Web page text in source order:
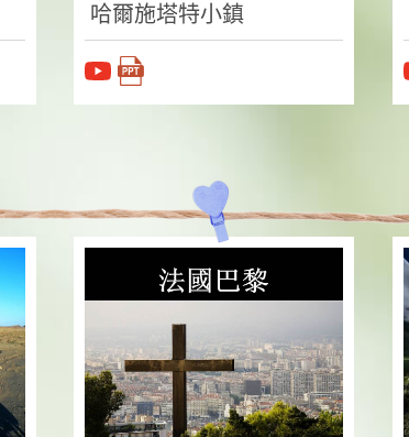
哈爾施塔特小鎮